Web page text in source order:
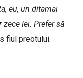
eu, un ditamai
zece lei. Prefer să
fiul preotului.